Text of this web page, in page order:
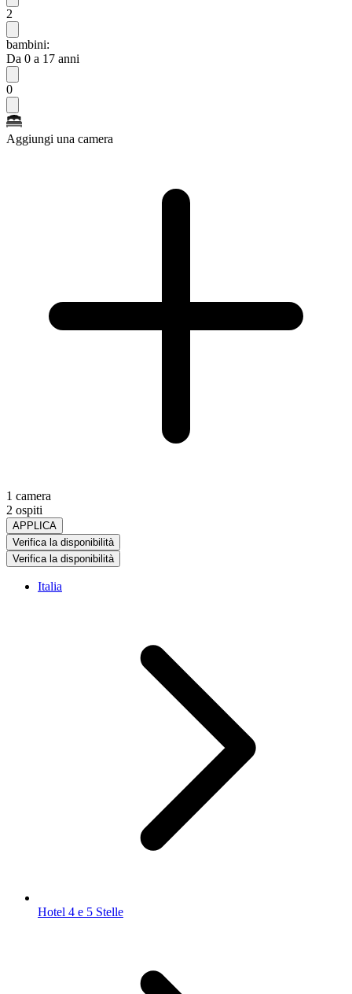
2
bambini:
Da 0 a 17 anni
0
Aggiungi una camera
1 camera
2 ospiti
APPLICA
Verifica la disponibilità
Verifica la disponibilità
Italia
Hotel 4 e 5 Stelle